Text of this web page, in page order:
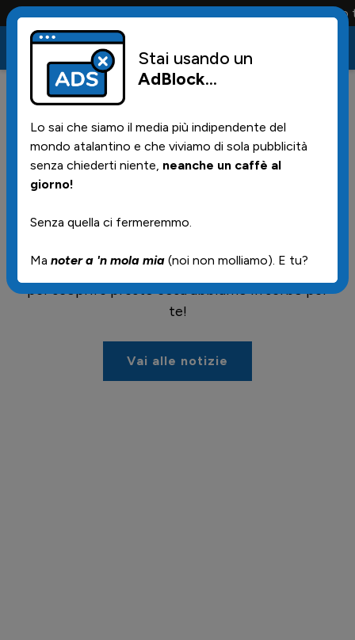
Conta solo la maglia e solo i tifosi la portano
PROSSIMAMENTE: NUOVI CONTENUTI
appassionanti contenuti. Continua a seguirci
per scoprire presto cosa abbiamo in serbo per
te!
Vai alle notizie
Stai usando un
AdBlock...
Lo sai che siamo il media più indipendente del
mondo atalantino e che viviamo di sola pubblicità
senza chiederti niente, neanche un caffè al
giorno!
Senza quella ci fermeremmo.
Ma noter a 'n mola mia (noi non molliamo). E tu?